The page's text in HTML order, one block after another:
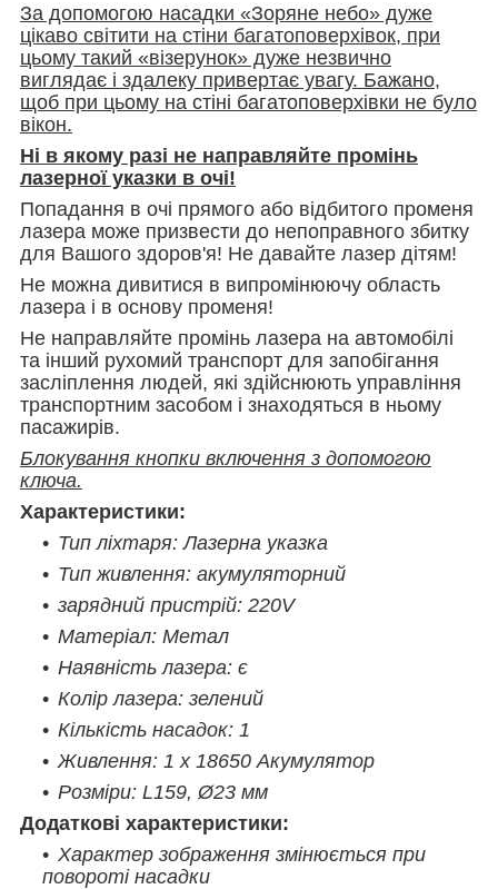
За допомогою насадки «Зоряне небо» дуже
цікаво світити на стіни багатоповерхівок, при
цьому такий «візерунок» дуже незвично
виглядає і здалеку привертає увагу. Бажано,
щоб при цьому на стіні багатоповерхівки не було
вікон.
Ні в якому разі не направляйте промінь
лазерної указки в очі!
Попадання в очі прямого або відбитого променя
лазера може призвести до непоправного збитку
для Вашого здоров'я! Не давайте лазер дітям!
Не можна дивитися в випромінюючу область
лазера і в основу променя!
Не направляйте промінь лазера на автомобілі
та інший рухомий транспорт для запобігання
засліплення людей, які здійснюють управління
транспортним засобом і знаходяться в ньому
пасажирів.
Блокування кнопки включення з допомогою
ключа.
Характеристики:
Тип ліхтаря: Лазерна указка
Тип живлення: акумуляторний
зарядний пристрій: 220V
Матеріал: Метал
Наявність лазера: є
Колір лазера: зелений
Кількість насадок: 1
Живлення: 1 x 18650 Акумулятор
Розміри: L159, Ø23 мм
Додаткові характеристики:
Характер зображення змінюється при
повороті насадки